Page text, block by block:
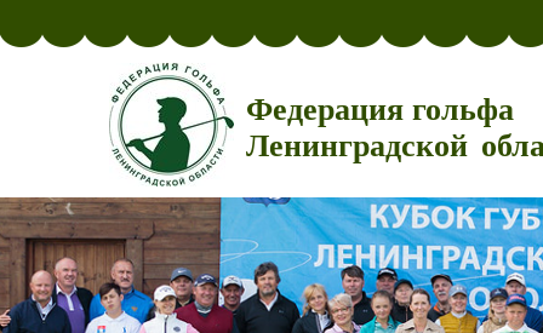
Федерация гольфа
Ленинградской